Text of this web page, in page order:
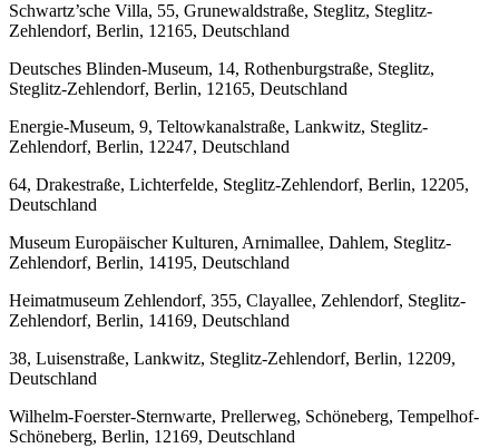
Schwartz’sche Villa, 55, Grunewaldstraße, Steglitz, Steglitz-
Zehlendorf, Berlin, 12165, Deutschland
Deutsches Blinden-Museum, 14, Rothenburgstraße, Steglitz,
Steglitz-Zehlendorf, Berlin, 12165, Deutschland
Energie-Museum, 9, Teltowkanalstraße, Lankwitz, Steglitz-
Zehlendorf, Berlin, 12247, Deutschland
64, Drakestraße, Lichterfelde, Steglitz-Zehlendorf, Berlin, 12205,
Deutschland
Museum Europäischer Kulturen, Arnimallee, Dahlem, Steglitz-
Zehlendorf, Berlin, 14195, Deutschland
Heimatmuseum Zehlendorf, 355, Clayallee, Zehlendorf, Steglitz-
Zehlendorf, Berlin, 14169, Deutschland
38, Luisenstraße, Lankwitz, Steglitz-Zehlendorf, Berlin, 12209,
Deutschland
Wilhelm-Foerster-Sternwarte, Prellerweg, Schöneberg, Tempelhof-
Schöneberg, Berlin, 12169, Deutschland